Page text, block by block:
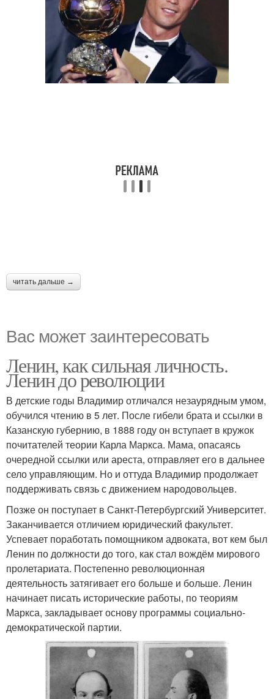
читать дальше →
Вас может заинтересовать
Ленин, как сильная личность.
Ленин до революции
В детские годы Владимир отличался незаурядным умом,
обучился чтению в 5 лет. После гибели брата и ссылки в
Казанскую губернию, в 1888 году он вступает в кружок
почитателей теории Карла Маркса. Мама, опасаясь
очередной ссылки или ареста, отправляет его в дальнее
село управляющим. Но и оттуда Владимир продолжает
поддерживать связь с движением народовольцев.
Позже он поступает в Санкт-Петербургский Университет.
Заканчивается отличием юридический факультет.
Успевает поработать помощником адвоката, вот кем был
Ленин по должности до того, как стал вождём мирового
пролетариата. Постепенно революционная
деятельность затягивает его больше и больше. Ленин
начинает писать исторические работы, по теориям
Маркса, закладывает основу программы социально-
демократической партии.